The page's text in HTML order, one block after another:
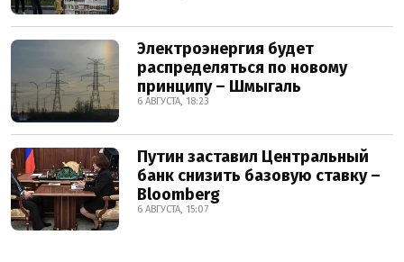
Электроэнергия будет
распределяться по новому
принципу – Шмыгаль
6 АВГУСТА, 18:23
Путин заставил Центральный
банк снизить базовую ставку –
Bloomberg
6 АВГУСТА, 15:07